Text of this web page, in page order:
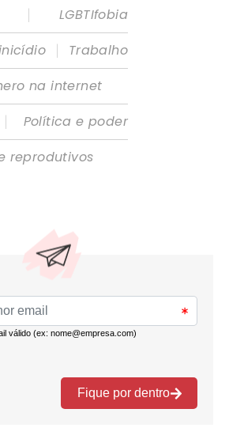
|
LGBTIfobia
|
Trabalho
na internet
|
Política e poder
reprodutivos